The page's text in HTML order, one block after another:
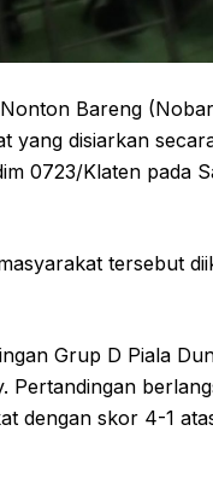
Bareng
yang disiarkan
0723/Klaten pada
tersebut
Grup D Piala
Pertandingan
dengan skor 4-1